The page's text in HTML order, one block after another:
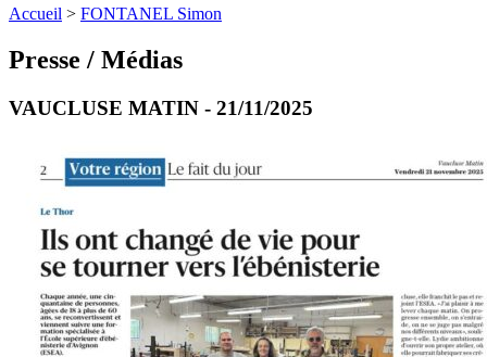
Accueil > FONTANEL Simon
Presse / Médias
VAUCLUSE MATIN - 21/11/2025